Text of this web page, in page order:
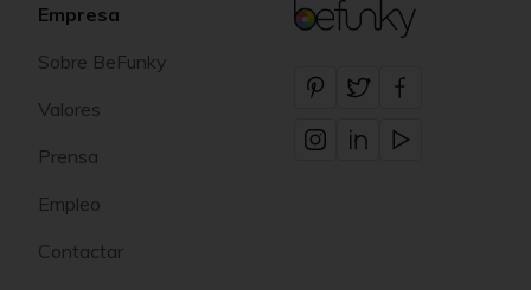
BeFunky
Empresa
Sobre BeFunky
Valores
Prensa
Empleo
Contactar